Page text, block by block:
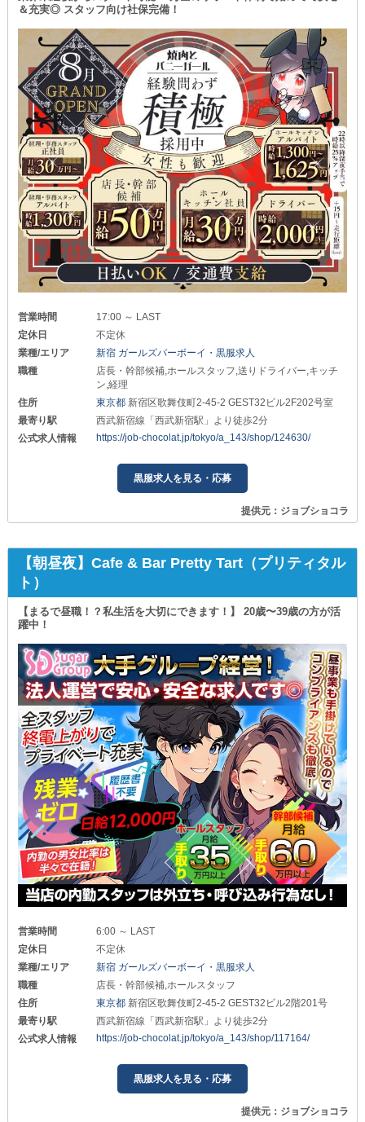
＆充実◎ スタッフ向け社保完備！
営業時間
17:00 ～ LAST
定休日
不定休
業種/エリア
新宿 ガールズバーボーイ・黒服求人
職種
店長・幹部候補,ホールスタッフ,送りドライバー,キッチ
ン,経理
住所
東京都 新宿区歌舞伎町2-45-2 GEST32ビル2F202号室
最寄り駅
西武新宿線「西武新宿駅」より徒歩2分
公式求人情報
https://job-chocolat.jp/tokyo/a_143/shop/124630/
黒服求人を見る・応募
提供元：ジョブショコラ
【朝昼夜】Cafe & Bar Pretty Tart（プリティタル
ト）
【まるで昼職！？私生活を大切にできます！】 20歳〜39歳の方が活
躍中！
営業時間
6:00 ～ LAST
定休日
不定休
業種/エリア
新宿 ガールズバーボーイ・黒服求人
職種
店長・幹部候補,ホールスタッフ
住所
東京都 新宿区歌舞伎町2-45-2 GEST32ビル2階201号
最寄り駅
西武新宿線「西武新宿駅」より徒歩2分
公式求人情報
https://job-chocolat.jp/tokyo/a_143/shop/117164/
黒服求人を見る・応募
提供元：ジョブショコラ